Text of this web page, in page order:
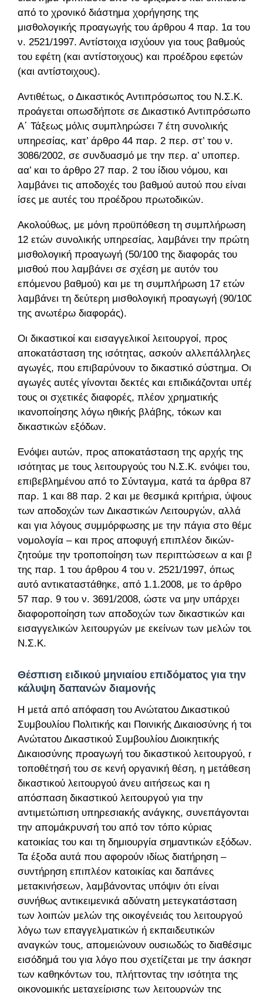
από το χρονικό διάστημα χορήγησης της
μισθολογικής προαγωγής του άρθρου 4 παρ. 1α του
ν. 2521/1997. Αντίστοιχα ισχύουν για τους βαθμούς
του εφέτη (και αντίστοιχους) και προέδρου εφετών
(και αντίστοιχους).
Αντιθέτως, ο Δικαστικός Αντιπρόσωπος του Ν.Σ.Κ.
προάγεται οπωσδήποτε σε Δικαστικό Αντιπρόσωπο
Α΄ Τάξεως μόλις συμπληρώσει 7 έτη συνολικής
υπηρεσίας, κατ’ άρθρο 44 παρ. 2 περ. στ’ του ν.
3086/2002, σε συνδυασμό με την περ. α’ υποπερ.
αα’ και το άρθρο 27 παρ. 2 του ίδιου νόμου, και
λαμβάνει τις αποδοχές του βαθμού αυτού που είναι
ίσες με αυτές του προέδρου πρωτοδικών.
Ακολούθως, με μόνη προϋπόθεση τη συμπλήρωση
12 ετών συνολικής υπηρεσίας, λαμβάνει την πρώτη
μισθολογική προαγωγή (50/100 της διαφοράς του
μισθού που λαμβάνει σε σχέση με αυτόν του
επόμενου βαθμού) και με τη συμπλήρωση 17 ετών
λαμβάνει τη δεύτερη μισθολογική προαγωγή (90/100
της ανωτέρω διαφοράς).
Οι δικαστικοί και εισαγγελικοί λειτουργοί, προς
αποκατάσταση της ισότητας, ασκούν αλλεπάλληλες
αγωγές, που επιβαρύνουν το δικαστικό σύστημα. Οι
αγωγές αυτές γίνονται δεκτές και επιδικάζονται υπέρ
τους οι σχετικές διαφορές, πλέον χρηματικής
ικανοποίησης λόγω ηθικής βλάβης, τόκων και
δικαστικών εξόδων.
Ενόψει αυτών, προς αποκατάσταση της αρχής της
ισότητας με τους λειτουργούς του Ν.Σ.Κ. ενόψει του,
επιβεβλημένου από το Σύνταγμα, κατά τα άρθρα 87
παρ. 1 και 88 παρ. 2 και με θεσμικά κριτήρια, ύψους
των αποδοχών των Δικαστικών Λειτουργών, αλλά
και για λόγους συμμόρφωσης με την πάγια στο θέμα
νομολογία – και προς αποφυγή επιπλέον δικών-
ζητούμε την τροποποίηση των περιπτώσεων α και β
της παρ. 1 του άρθρου 4 του ν. 2521/1997, όπως
αυτό αντικαταστάθηκε, από 1.1.2008, με το άρθρο
57 παρ. 9 του ν. 3691/2008, ώστε να μην υπάρχει
διαφοροποίηση των αποδοχών των δικαστικών και
εισαγγελικών λειτουργών με εκείνων των μελών του
Ν.Σ.Κ.
Θέσπιση ειδικού μηνιαίου επιδόματος για την
κάλυψη δαπανών διαμονής
Η μετά από απόφαση του Ανώτατου Δικαστικού
Συμβουλίου Πολιτικής και Ποινικής Δικαιοσύνης ή του
Ανώτατου Δικαστικού Συμβουλίου Διοικητικής
Δικαιοσύνης προαγωγή του δικαστικού λειτουργού, η
τοποθέτησή του σε κενή οργανική θέση, η μετάθεση
δικαστικού λειτουργού άνευ αιτήσεως και η
απόσπαση δικαστικού λειτουργού για την
αντιμετώπιση υπηρεσιακής ανάγκης, συνεπάγονται
την απομάκρυνσή του από τον τόπο κύριας
κατοικίας του και τη δημιουργία σημαντικών εξόδων.
Τα έξοδα αυτά που αφορούν ιδίως διατήρηση –
συντήρηση επιπλέον κατοικίας και δαπάνες
μετακινήσεων, λαμβάνοντας υπόψιν ότι είναι
συνήθως αντικειμενικά αδύνατη μετεγκατάσταση
των λοιπών μελών της οικογένειάς του λειτουργού
λόγω των επαγγελματικών ή εκπαιδευτικών
αναγκών τους, απομειώνουν ουσιωδώς το διαθέσιμο
εισόδημά του για λόγο που σχετίζεται με την άσκηση
των καθηκόντων του, πλήττοντας την ισότητα της
οικονομικής μεταχείρισης των λειτουργών της